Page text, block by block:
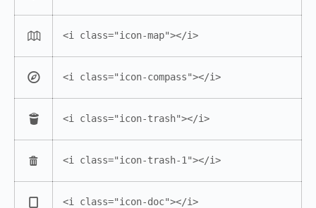
<i class="icon-map"></i>
<i class="icon-compass"></i>
<i class="icon-trash"></i>
<i class="icon-trash-1"></i>
<i class="icon-doc"></i>